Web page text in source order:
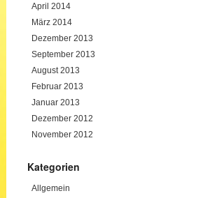
April 2014
März 2014
Dezember 2013
September 2013
August 2013
Februar 2013
Januar 2013
Dezember 2012
November 2012
Kategorien
Allgemein